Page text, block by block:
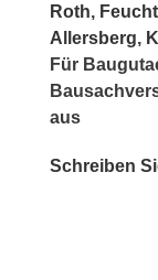
Roth, Feucht
Allersberg,
Für
aus
Schreiben